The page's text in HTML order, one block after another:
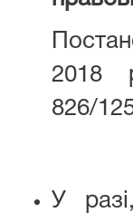
2018
826/
У